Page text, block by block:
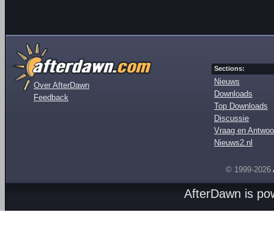
Over AfterDawn
Feedback
Sections:
Nieuws
Downloads
Top Downloads
Discussie
Vraag en
Nieuws2.nl
© 1999-2026
AfterDawn is